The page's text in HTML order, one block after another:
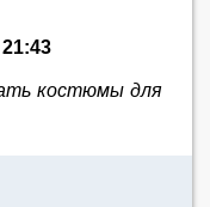
костюмы для